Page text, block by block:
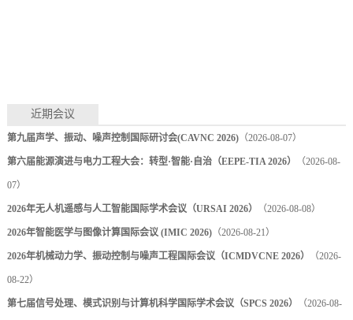
近期会议
第九届声学、振动、噪声控制国际研讨会(CAVNC 2026)（2026-08-07）
第六届能源演进与电力工程大会：转型·智能·自治（EEPE-TIA 2026） （2026-08-
07）
2026年无人机遥感与人工智能国际学术会议（URSAI 2026） （2026-08-08）
2026年智能医学与图像计算国际会议 (IMIC 2026)（2026-08-21）
2026年机械动力学、振动控制与噪声工程国际会议（ICMDVCNE 2026） （2026-
08-22）
第七届信号处理、模式识别与计算机科学国际学术会议（SPCS 2026） （2026-08-